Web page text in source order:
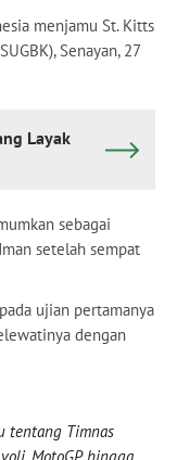
menjamu St. Kitts
Senayan, 27
Layak
sebagai
setelah sempat
ujian pertamanya
dengan
tentang Timnas